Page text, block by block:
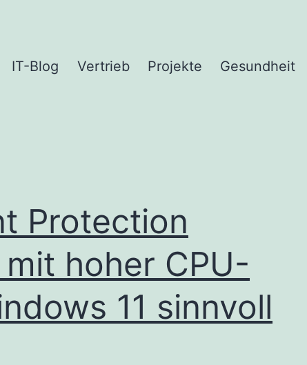
IT-Blog Vertrieb Projekte Gesundheit
Protection
hoher CPU-
11 sinnvoll